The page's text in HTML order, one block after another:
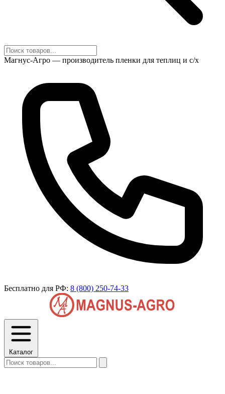
Магнус-Агро — производитель пленки для теплиц и с/х
Бесплатно для РФ: 8 (800) 250-74-33
Каталог